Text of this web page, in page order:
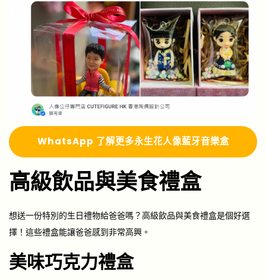
WhatsApp 了解更多永生花人像藍牙音樂盒
高級飲品與美食禮盒
想送一份特別的生日禮物給爸爸嗎？高級飲品與美食禮盒是個好選
擇！這些禮盒能讓爸爸感到非常高興。
美味巧克力禮盒